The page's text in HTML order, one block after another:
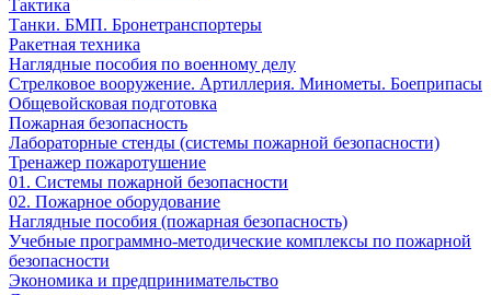
Тактика
Танки. БМП. Бронетранспортеры
Ракетная техника
Наглядные пособия по военному делу
Стрелковое вооружение. Артиллерия. Минометы. Боеприпасы
Общевойсковая подготовка
Пожарная безопасность
Лабораторные стенды (системы пожарной безопасности)
Тренажер пожаротушение
01. Системы пожарной безопасности
02. Пожарное оборудование
Наглядные пособия (пожарная безопасность)
Учебные программно-методические комплексы по пожарной
безопасности
Экономика и предпринимательство